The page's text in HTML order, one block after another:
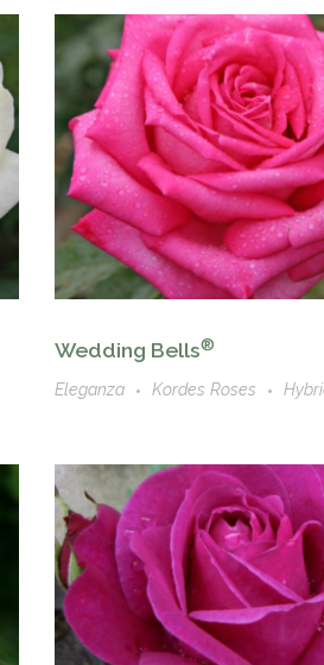
Wedding Bells®
Eleganza Kordes Roses